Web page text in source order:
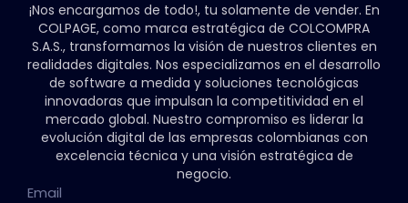
¡Nos encargamos de todo!, tu solamente de vender. En
COLPAGE, como marca estratégica de COLCOMPRA
S.A.S., transformamos la visión de nuestros clientes en
realidades digitales. Nos especializamos en el desarrollo
de software a medida y soluciones tecnológicas
innovadoras que impulsan la competitividad en el
mercado global. Nuestro compromiso es liderar la
evolución digital de las empresas colombianas con
excelencia técnica y una visión estratégica de
negocio.
Email